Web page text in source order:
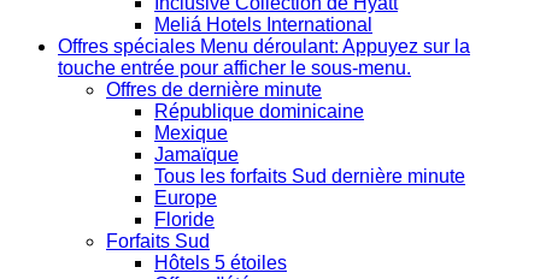
Meliá Hotels International
Offres spéciales Menu déroulant: Appuyez sur la
touche entrée pour afficher le sous-menu.
Offres de dernière minute
République dominicaine
Mexique
Jamaïque
Tous les forfaits Sud dernière minute
Europe
Floride
Forfaits Sud
Hôtels 5 étoiles